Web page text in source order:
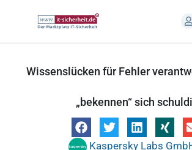
Wissenslücken für Fehler
„bekennen“ sich
Kaspersky Labs